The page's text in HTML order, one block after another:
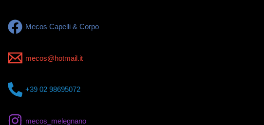
Mecos Capelli & Corpo
mecos@hotmail.it
+39 02 98695072
mecos_melegnano